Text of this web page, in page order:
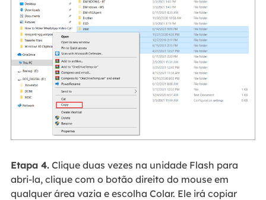
Etapa 4.Clique duas vezes na unidade Flash para
abri-la, clique com o botão direito do mouse em
qualquer área vazia e escolha Colar. Ele irá copiar